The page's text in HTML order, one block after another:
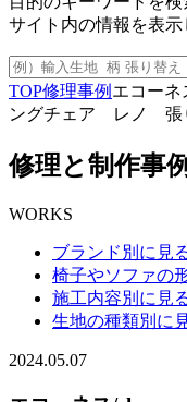
サイト内の情報を表示
TOP修理事例 エコー
ングチェア レノ 張
修理と制作事例
WORKS
ブランド別に見
椅子やソファの
施工内容別に見
生地の種類別に
2024.05.07